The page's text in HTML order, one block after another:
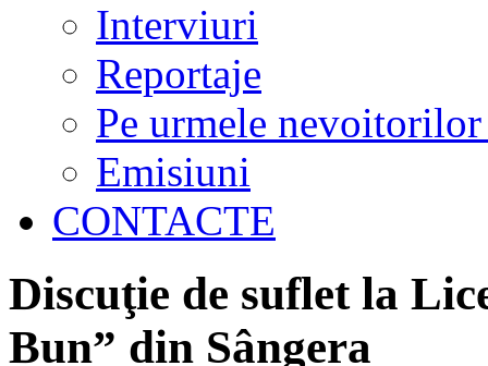
Interviuri
Reportaje
Pe urmele nevoitorilor
Emisiuni
CONTACTE
Discuţie de suflet la
Bun” din Sângera